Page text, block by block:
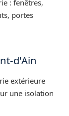
: fenêtres,
portes
d'Ain
extérieure
une isolation